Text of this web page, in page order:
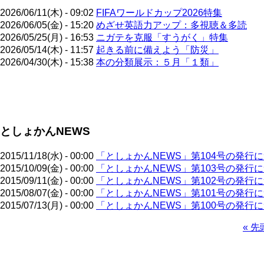
2026/06/11(木) - 09:02 FIFAワールドカップ2026特集
2026/06/05(金) - 15:20 めざせ英語力アップ：多視聴＆多読
2026/05/25(月) - 16:53 ニガテを克服「すうがく」特集
2026/05/14(木) - 11:57 起きる前に備えよう「防災」
2026/04/30(木) - 15:38 本の分類展示：５月「１類」
送
としょかんNEWS
2015/11/18(水) - 00:00
「としょかんNEWS」第104号の発行
2015/10/09(金) - 00:00
「としょかんNEWS」第103号の発行
2015/09/11(金) - 00:00
「としょかんNEWS」第102号の発行
2015/08/07(金) - 00:00
「としょかんNEWS」第101号の発行
2015/07/13(月) - 00:00
「としょかんNEWS」第100号の発行
先
« 先